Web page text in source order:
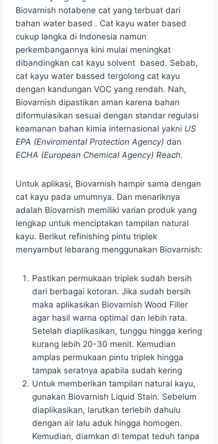
Biovarnish notabene cat yang terbuat dari
bahan water based . Cat kayu water based
cukup langka di Indonesia namun
perkembangannya kini mulai meningkat
dibandingkan cat kayu solvent based. Sebab,
cat kayu water bassed tergolong cat kayu
dengan kandungan VOC yang rendah. Nah,
Biovarnish dipastikan aman karena bahan
diformulasikan sesuai dengan standar regulasi
keamanan bahan kimia internasional yakni US
EPA (Enviromental Protection Agency) dan
ECHA (European Chemical Agency) Reach.
Untuk aplikasi, Biovarnish hampir sama dengan
cat kayu pada umumnya. Dan menariknya
adalah Biovarnish memiliki varian produk yang
lengkap untuk menciptakan tampilan natural
kayu. Berikut refinishing pintu triplek
menyambut lebarang menggunakan Biovarnish:
Pastikan permukaan triplek sudah bersih
dari berbagai kotoran. Jika sudah bersih
maka aplikasikan Biovarnish Wood Filler
agar hasil warna optimal dan lebih rata.
Setelah diaplikasikan, tunggu hingga kering
kurang lebih 20-30 menit. Kemudian
amplas permukaan pintu triplek hingga
tampak seratnya apabila sudah kering
Untuk memberikan tampilan natural kayu,
gunakan Biovarnish Liquid Stain. Sebelum
diaplikasikan, larutkan terlebih dahulu
dengan air lalu aduk hingga homogen.
Kemudian, diamkan di tempat teduh tanpa